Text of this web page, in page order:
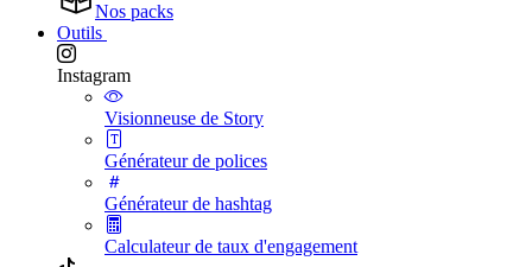
Nos packs
Outils
Instagram
Visionneuse de Story
Générateur de polices
Générateur de hashtag
Calculateur de taux d'engagement